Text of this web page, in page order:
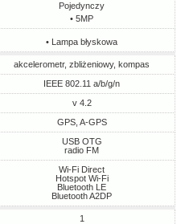
Pojedynczy
• 5MP
• Lampa błyskowa
akcelerometr, zbliżeniowy, kompas
IEEE 802.11 a/b/g/n
v 4.2
GPS, A-GPS
USB OTG
radio FM
Wi-Fi Direct
Hotspot Wi-Fi
Bluetooth LE
Bluetooth A2DP
1